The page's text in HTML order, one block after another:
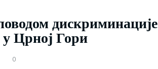
дискриминације
Црној Гори
0